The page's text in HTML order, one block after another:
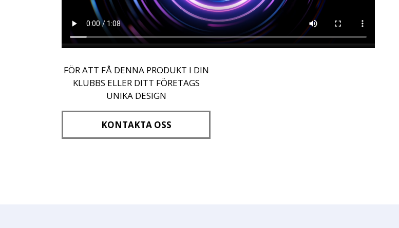
FÖR ATT FÅ DENNA PRODUKT I DIN
KLUBBS ELLER DITT FÖRETAGS
UNIKA DESIGN
KONTAKTA OSS